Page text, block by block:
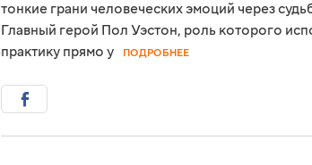
тонкие грани человеческих эмоций через
Главный герой Пол Уэстон, роль которого
практику прямо у
ПОДРОБНЕЕ